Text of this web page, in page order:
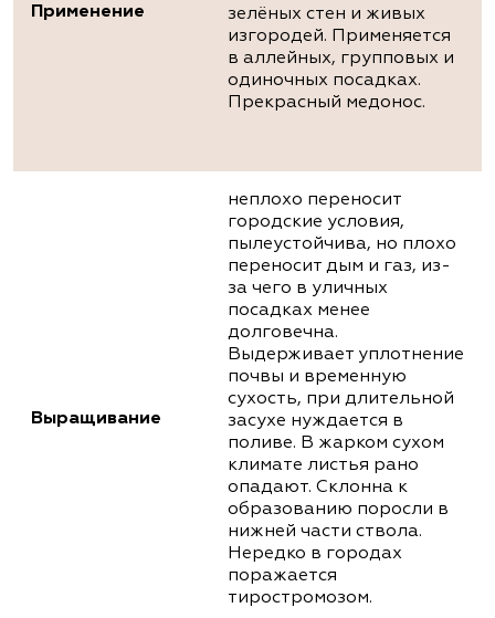
Применение
зелёных стен и живых
изгородей. Применяется
в аллейных, групповых и
одиночных посадках.
Прекрасный медонос.
Выращивание
неплохо переносит
городские условия,
пылеустойчива, но плохо
переносит дым и газ, из-
за чего в уличных
посадках менее
долговечна.
Выдерживает уплотнение
почвы и временную
сухость, при длительной
засухе нуждается в
поливе. В жарком сухом
климате листья рано
опадают. Склонна к
образованию поросли в
нижней части ствола.
Нередко в городах
поражается
тиростромозом.